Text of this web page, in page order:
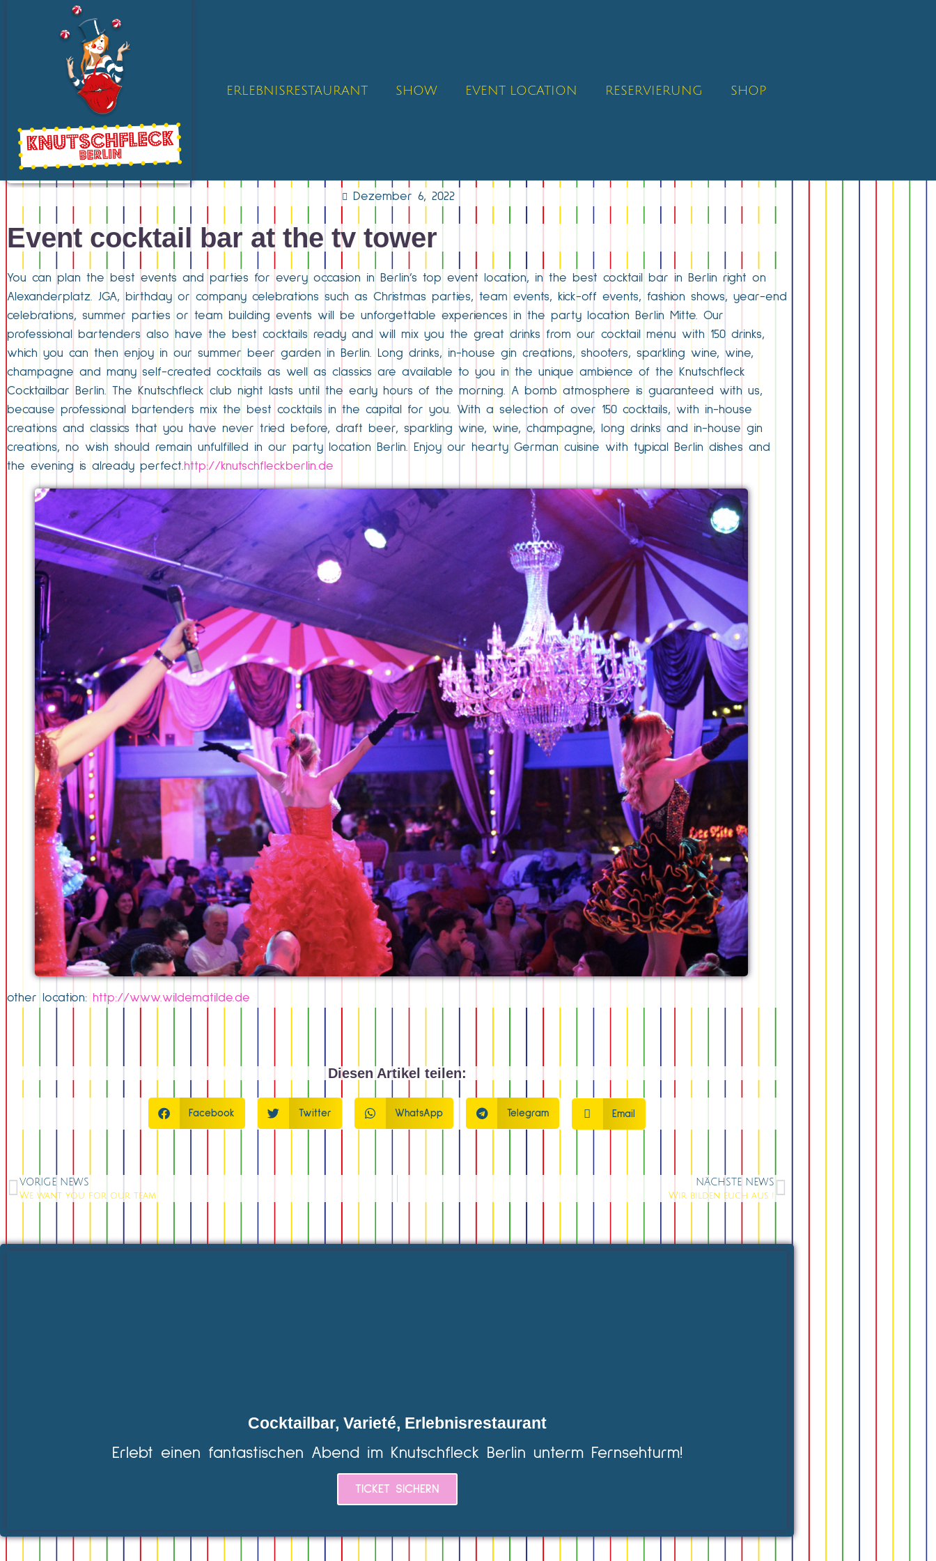
ERLEBNISRESTAURANT SHOW EVENT LOCATION RESERVIERUNG SHOP
Dezember 6, 2022
Event cocktail bar at the tv tower
You can plan the best events and parties for every occasion in Berlin’s top event location, in the best cocktail bar in Berlin right on
Alexanderplatz. JGA, birthday or company celebrations such as Christmas parties, team events, kick-off events, fashion shows, year-end
celebrations, summer parties or team building events will be unforgettable experiences in the party location Berlin Mitte. Our
professional bartenders also have the best cocktails ready and will mix you the great drinks from our cocktail menu with 150 drinks,
which you can then enjoy in our summer beer garden in Berlin. Long drinks, in-house gin creations, shooters, sparkling wine, wine,
champagne and many self-created cocktails as well as classics are available to you in the unique ambience of the Knutschfleck
Cocktailbar Berlin. The Knutschfleck club night lasts until the early hours of the morning. A bomb atmosphere is guaranteed with us,
because professional bartenders mix the best cocktails in the capital for you. With a selection of over 150 cocktails, with in-house
creations and classics that you have never tried before, draft beer, sparkling wine, wine, champagne, long drinks and in-house gin
creations, no wish should remain unfulfilled in our party location Berlin. Enjoy our hearty German cuisine with typical Berlin dishes and
the evening is already perfect.http://knutschfleckberlin.de
other location: http://www.wildematilde.de
Diesen Artikel teilen:
Facebook Twitter WhatsApp Telegram Email
VORIGE NEWS
We want you for our team
NÄCHSTE NEWS
Wir bilden euch aus !
Cocktailbar, Varieté, Erlebnisrestaurant
Erlebt einen fantastischen Abend im Knutschfleck Berlin unterm Fernsehturm!
TICKET SICHERN